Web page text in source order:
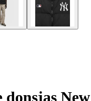
donsjas New